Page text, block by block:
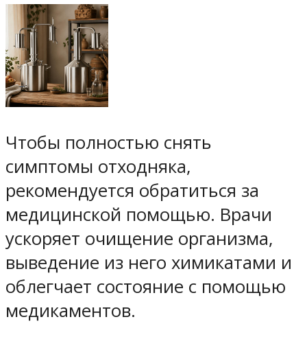
Чтобы полностью снять
симптомы отходняка,
рекомендуется обратиться за
медицинской помощью. Врачи
ускоряет очищение организма,
выведение из него химикатами и
облегчает состояние с помощью
медикаментов.